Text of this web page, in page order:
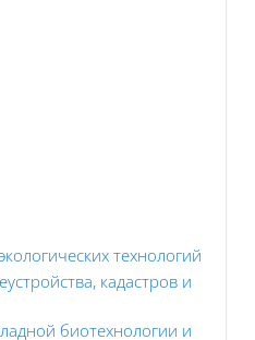
технологий
кадастров и
биотехнологии и